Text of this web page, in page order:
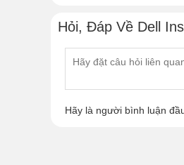
Hỏi, Đáp Về Dell
Hãy là người bình luận